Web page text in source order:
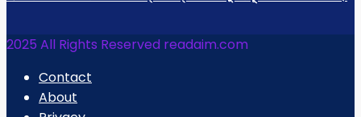
2025 All Rights Reserved readaim.com
Contact
About